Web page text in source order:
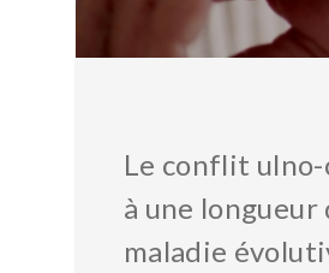
Le conflit ulno-
à une
maladie